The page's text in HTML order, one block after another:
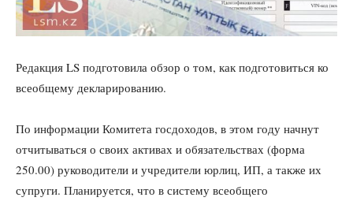
Редакция LS подготовила обзор о том, как подготовиться ко
всеобщему декларированию.
По информации Комитета госдоходов, в этом году начнут
отчитываться о своих активах и обязательствах (форма
250.00) руководители и учредители юрлиц, ИП, а также их
супруги. Планируется, что в систему всеобщего